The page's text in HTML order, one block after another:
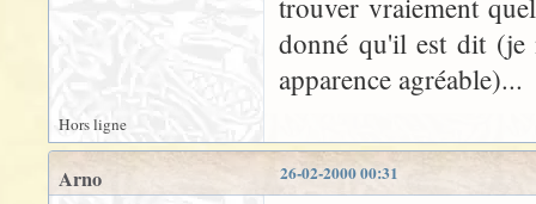
trouver vraiement
donné qu'il est dit (je
apparence agréable)...
Hors ligne
26-02-2000 00:31
Arno